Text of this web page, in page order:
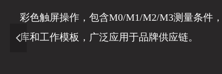
彩色触屏操作，包含M0/M1/M2/M3测量条件
库和工作模板，广泛应用于品牌供应链。
넳